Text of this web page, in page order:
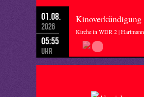
01.08.
2026
05:55
Uhr
Kinoverkündigung
Kirche in WDR 2 | Hartmann